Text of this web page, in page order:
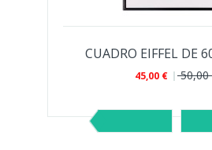
CUADRO EIFFEL DE
45,00 € 50,00